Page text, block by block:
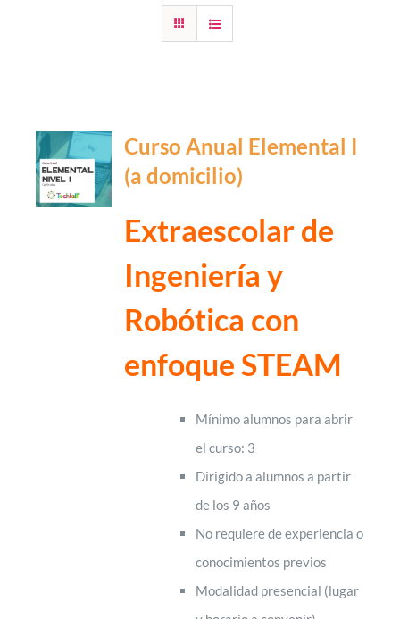
Curso Anual Elemental I
(a domicilio)
Extraescolar de
Ingeniería y
Robótica con
enfoque STEAM
Mínimo alumnos para abrir
el curso: 3
Dirigido a alumnos a partir
de los 9 años
No requiere de experiencia o
conocimientos previos
Modalidad presencial (lugar